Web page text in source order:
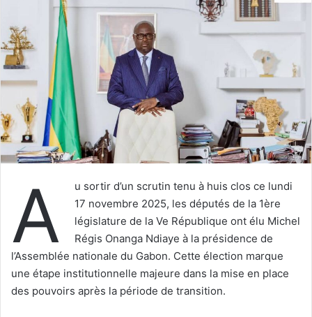
A
u sortir d’un scrutin tenu à huis clos ce lundi
17 novembre 2025, les députés de la 1ère
législature de la Ve République ont élu Michel
Régis Onanga Ndiaye à la présidence de
l’Assemblée nationale du Gabon. Cette élection marque
une étape institutionnelle majeure dans la mise en place
des pouvoirs après la période de transition.